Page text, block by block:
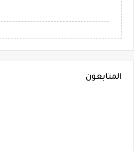
المتابعون